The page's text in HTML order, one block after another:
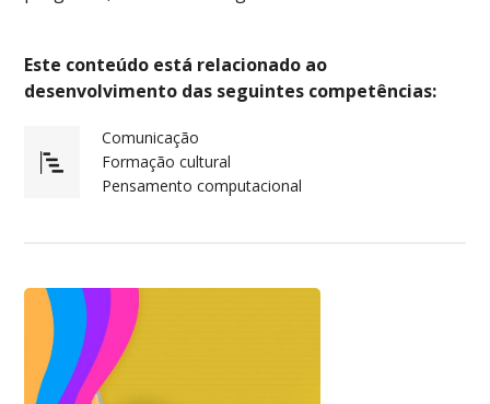
Este conteúdo está relacionado ao
desenvolvimento das seguintes competências:
Comunicação
Formação cultural
Pensamento computacional